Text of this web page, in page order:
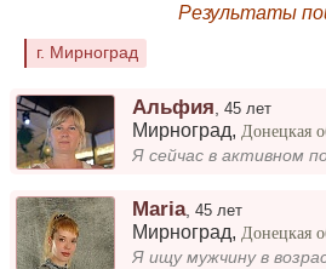
Результаты
г. Мирноград
Альфия ,45 лет
Мирноград, Донецкая
Maria,45 лет
Мирноград, Донецкая